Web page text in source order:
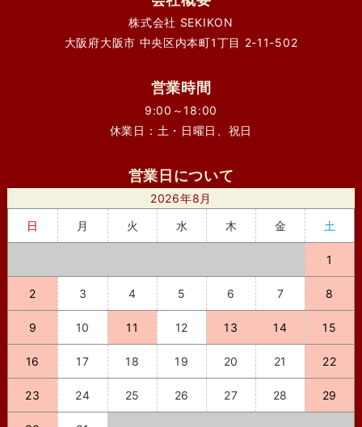
株式会社 SEKIKON
大阪府大阪市 中央区内本町1丁目 2-11-502
営業時間
9:00～18:00
休業日：土・日曜日、祝日
営業日について
2026年8月
日
月 火 水 木 金 土
1
2 3 4 5 6 7 8
9 10 11 12 13 14 15
16 17 18 19 20 21 22
23 24 25 26 27 28 29